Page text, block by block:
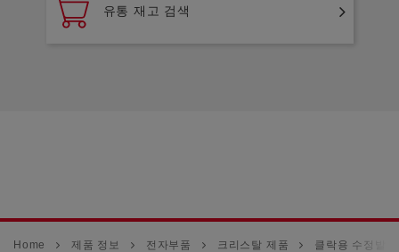
유통 재고 검색
Home 제품 정보 전자부품 크리스탈 제품 클락용 수정발